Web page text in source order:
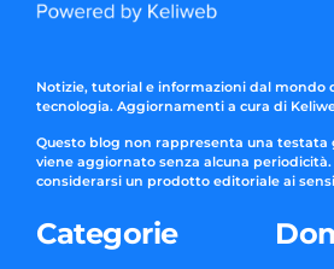
Notizie, tutorial e informazioni dal mondo
tecnologia. Aggiornamenti a cura di
Questo blog non rappresenta una testata
viene aggiornato senza alcuna
considerarsi un prodotto editoriale ai sensi
Categorie